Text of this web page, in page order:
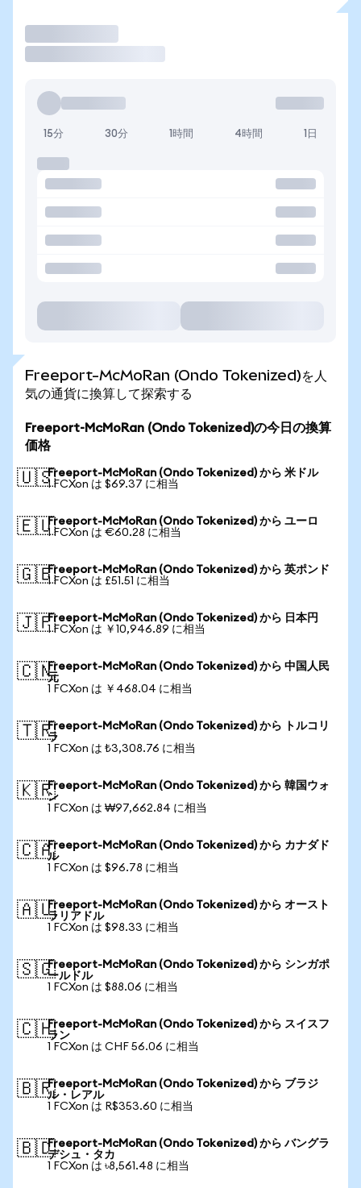
15分 30分 1時間 4時間 1日
Freeport-McMoRan (Ondo Tokenized)を人
気の通貨に換算して探索する
Freeport-McMoRan (Ondo Tokenized)の今日の換算
価格
🇺🇸Freeport-McMoRan (Ondo Tokenized) から 米ドル
1 FCXon は $69.37 に相当
🇪🇺Freeport-McMoRan (Ondo Tokenized) から ユーロ
1 FCXon は €60.28 に相当
🇬🇧Freeport-McMoRan (Ondo Tokenized) から 英ポンド
1 FCXon は £51.51 に相当
🇯🇵Freeport-McMoRan (Ondo Tokenized) から 日本円
1 FCXon は ￥10,946.89 に相当
🇨🇳Freeport-McMoRan (Ondo Tokenized) から 中国人民
元
1 FCXon は ￥468.04 に相当
🇹🇷Freeport-McMoRan (Ondo Tokenized) から トルコリ
ラ
1 FCXon は ₺3,308.76 に相当
🇰🇷Freeport-McMoRan (Ondo Tokenized) から 韓国ウォ
ン
1 FCXon は ₩97,662.84 に相当
🇨🇦Freeport-McMoRan (Ondo Tokenized) から カナダド
ル
1 FCXon は $96.78 に相当
🇦🇺Freeport-McMoRan (Ondo Tokenized) から オースト
ラリアドル
1 FCXon は $98.33 に相当
🇸🇬Freeport-McMoRan (Ondo Tokenized) から シンガポ
ールドル
1 FCXon は $88.06 に相当
🇨🇭Freeport-McMoRan (Ondo Tokenized) から スイスフ
ラン
1 FCXon は CHF 56.06 に相当
🇧🇷Freeport-McMoRan (Ondo Tokenized) から ブラジ
ル・レアル
1 FCXon は R$353.60 に相当
🇧🇩Freeport-McMoRan (Ondo Tokenized) から バングラ
デシュ・タカ
1 FCXon は ৳8,561.48 に相当